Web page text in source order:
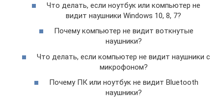
Что делать, если ноутбук или компьютер не
видит наушники Windows 10, 8, 7?
Почему компьютер не видит воткнутые
наушники?
Что делать, если компьютер не видит наушники с
микрофоном?
Почему ПК или ноутбук не видит Bluetooth
наушники?